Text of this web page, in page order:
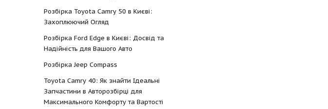
Розбірка Toyota Camry 50 в Києві:
Захоплюючий Огляд
Розбірка Ford Edge в Києві: Досвід та
Надійність для Вашого Авто
Розбірка Jeep Compass
Toyota Camry 40: Як знайти Ідеальні
Запчастини в Авторозбірці для
Максимального Комфорту та Вартості